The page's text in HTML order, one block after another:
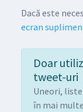
Dacă este
ecran
Doar
tweet-uri
Uneori,
în mai